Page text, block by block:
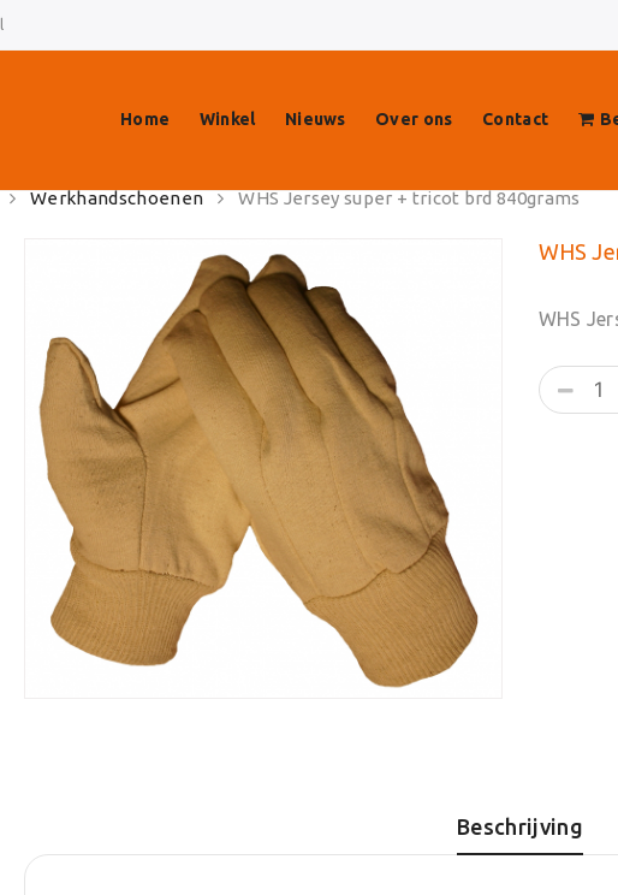
Home Winkel Nieuws Over ons Contact
Werkhandschoenen WHS Jersey super + tricot brd 840grams
WHS
WHS
WHS
Jersey
Beschrijving